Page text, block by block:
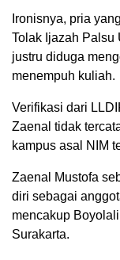
Ironisnya, pria
Tolak Ijazah Palsu
justru diduga
menempuh kuliah.
Verifikasi dari
Zaenal tidak
kampus asal NIM
Zaenal Mustofa
diri sebagai
mencakup
Surakarta.